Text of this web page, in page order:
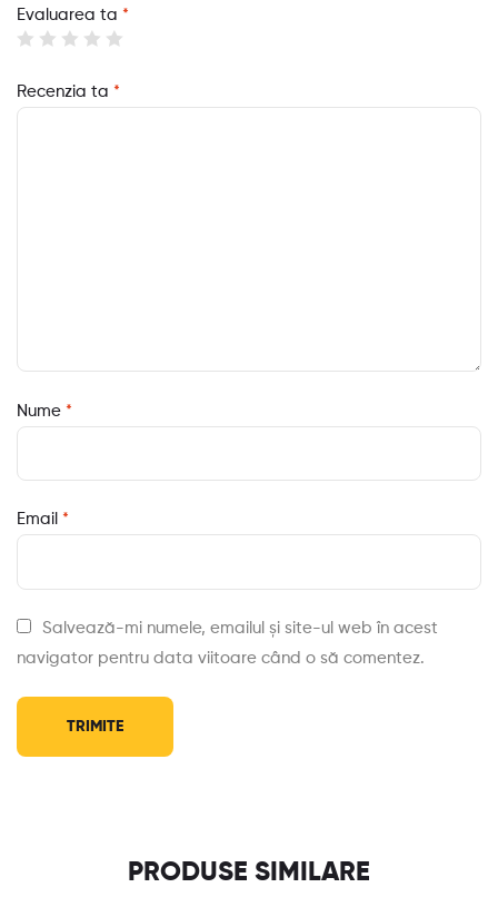
Evaluarea ta *
Recenzia ta *
Nume *
Email *
Salvează-mi numele, emailul și site-ul web în acest
navigator pentru data viitoare când o să comentez.
PRODUSE SIMILARE